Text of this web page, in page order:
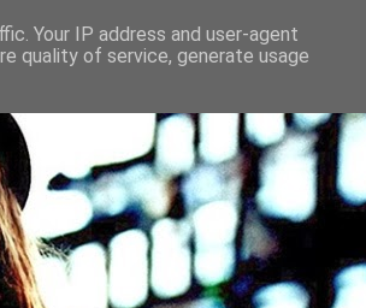
Your IP address and user-agent
quality of service, generate usage